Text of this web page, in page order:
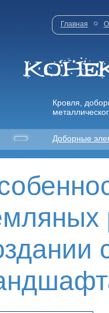
Главная О
Кровля,
Доборные